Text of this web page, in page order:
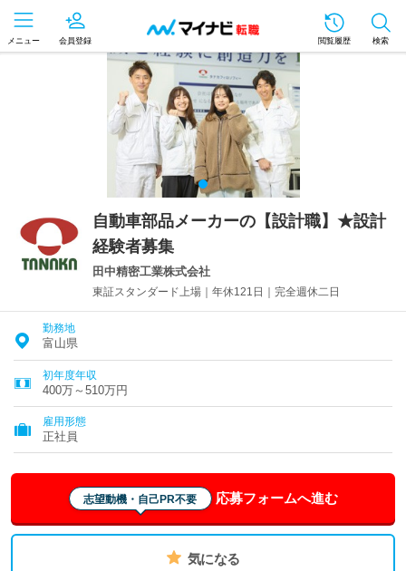
メニュー 会員登録 閲覧履歴 検索
自動車部品メーカーの【設計職】★設計
経験者募集
田中精密工業株式会社
東証スタンダード上場｜年休121日｜完全週休二日
勤務地
富山県
初年度年収
400万～510万円
雇用形態
正社員
志望動機・自己PR不要 応募フォームへ進む
気になる